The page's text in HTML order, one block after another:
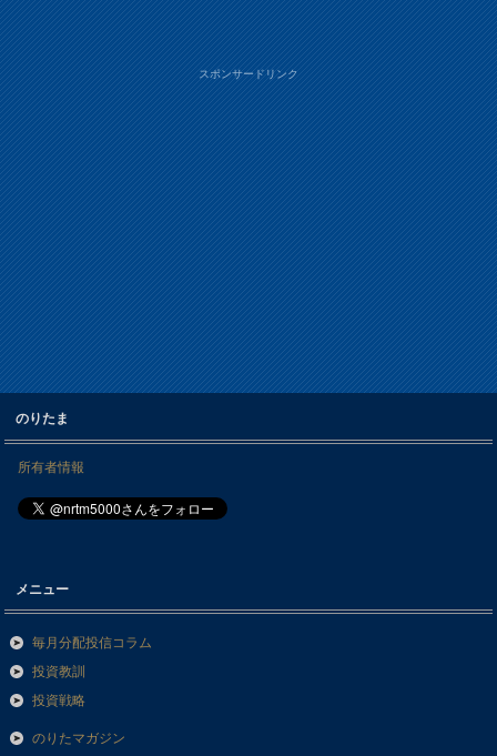
スポンサードリンク
のりたま
所有者情報
メニュー
毎月分配投信コラム
投資教訓
投資戦略
のりたマガジン